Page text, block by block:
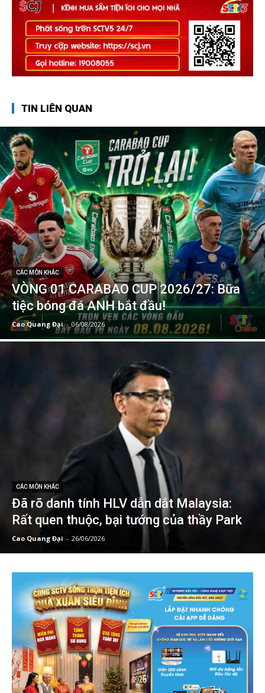
TIN LIÊN QUAN
CÁC MÔN KHÁC
VÒNG 01 CARABAO CUP 2026/27: Bữa
tiệc bóng đá ANH bắt đầu!
Cao Quang Đại - 06/08/2026
CÁC MÔN KHÁC
Đã rõ danh tính HLV dẫn dắt Malaysia:
Rất quen thuộc, bại tướng của thầy Park
Cao Quang Đại - 26/06/2026